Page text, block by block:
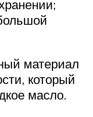
материал
который
масло.